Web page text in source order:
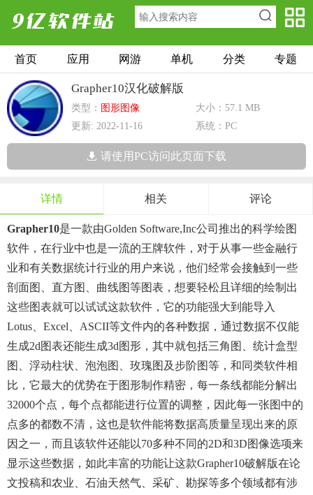
首页 应用 网游 单机 分类 专题
Grapher10汉化破解版
类型： 图形图像
大小：57.1 MB
更新: 2022-11-16
系统：PC
请使用PC访问此页面下载
详情 相关 评论
Grapher10是一款由Golden Software,Inc公司推出的科学绘图
软件，在行业中也是一流的王牌软件，对于从事一些金融行
业和有关数据统计行业的用户来说，他们经常会接触到一些
剖面图、直方图、曲线图等图表，想要轻松且详细的绘制出
这些图表就可以试试这款软件，它的功能强大到能导入
Lotus、Excel、ASCII等文件内的各种数据，通过数据不仅能
生成2d图表还能生成3d图形，其中就包括三角图、统计盒型
图、浮动柱状、泡泡图、玫瑰图及步阶图等，和同类软件相
比，它最大的优势在于图形制作精密，每一条线都能分解出
32000个点，每个点都能进行位置的调整，因此每一张图中的
点多的都数不清，这也是软件能将数据高质量呈现出来的原
因之一，而且该软件还能以70多种不同的2D和3D图像选项来
显示这些数据，如此丰富的功能让这款Grapher10破解版在论
文投稿和农业、石油天然气、采矿、勘探等多个领域都有涉